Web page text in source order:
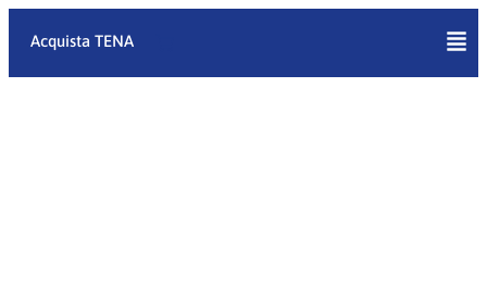
Vai
contenuto
Acquista TENA